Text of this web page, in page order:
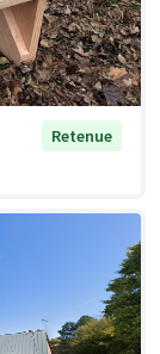
Retenue